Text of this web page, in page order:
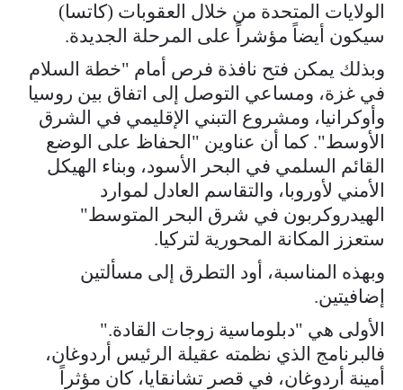
الولايات المتحدة من خلال العقوبات (كاتسا)
سيكون أيضاً مؤشراً على المرحلة الجديدة.
وبذلك يمكن فتح نافذة فرص أمام "خطة السلام
في غزة، ومساعي التوصل إلى اتفاق بين روسيا
وأوكرانيا، ومشروع التبني الإقليمي في الشرق
الأوسط". كما أن عناوين "الحفاظ على الوضع
القائم السلمي في البحر الأسود، وبناء الهيكل
الأمني لأوروبا، والتقاسم العادل لموارد
الهيدروكربون في شرق البحر المتوسط"
ستعزز المكانة المحورية لتركيا.
وبهذه المناسبة، أود التطرق إلى مسألتين
إضافيتين.
الأولى هي "دبلوماسية زوجات القادة."
فالبرنامج الذي نظمته عقيلة الرئيس أردوغان،
أمينة أردوغان، في قصر تشانقايا، كان مؤثراً